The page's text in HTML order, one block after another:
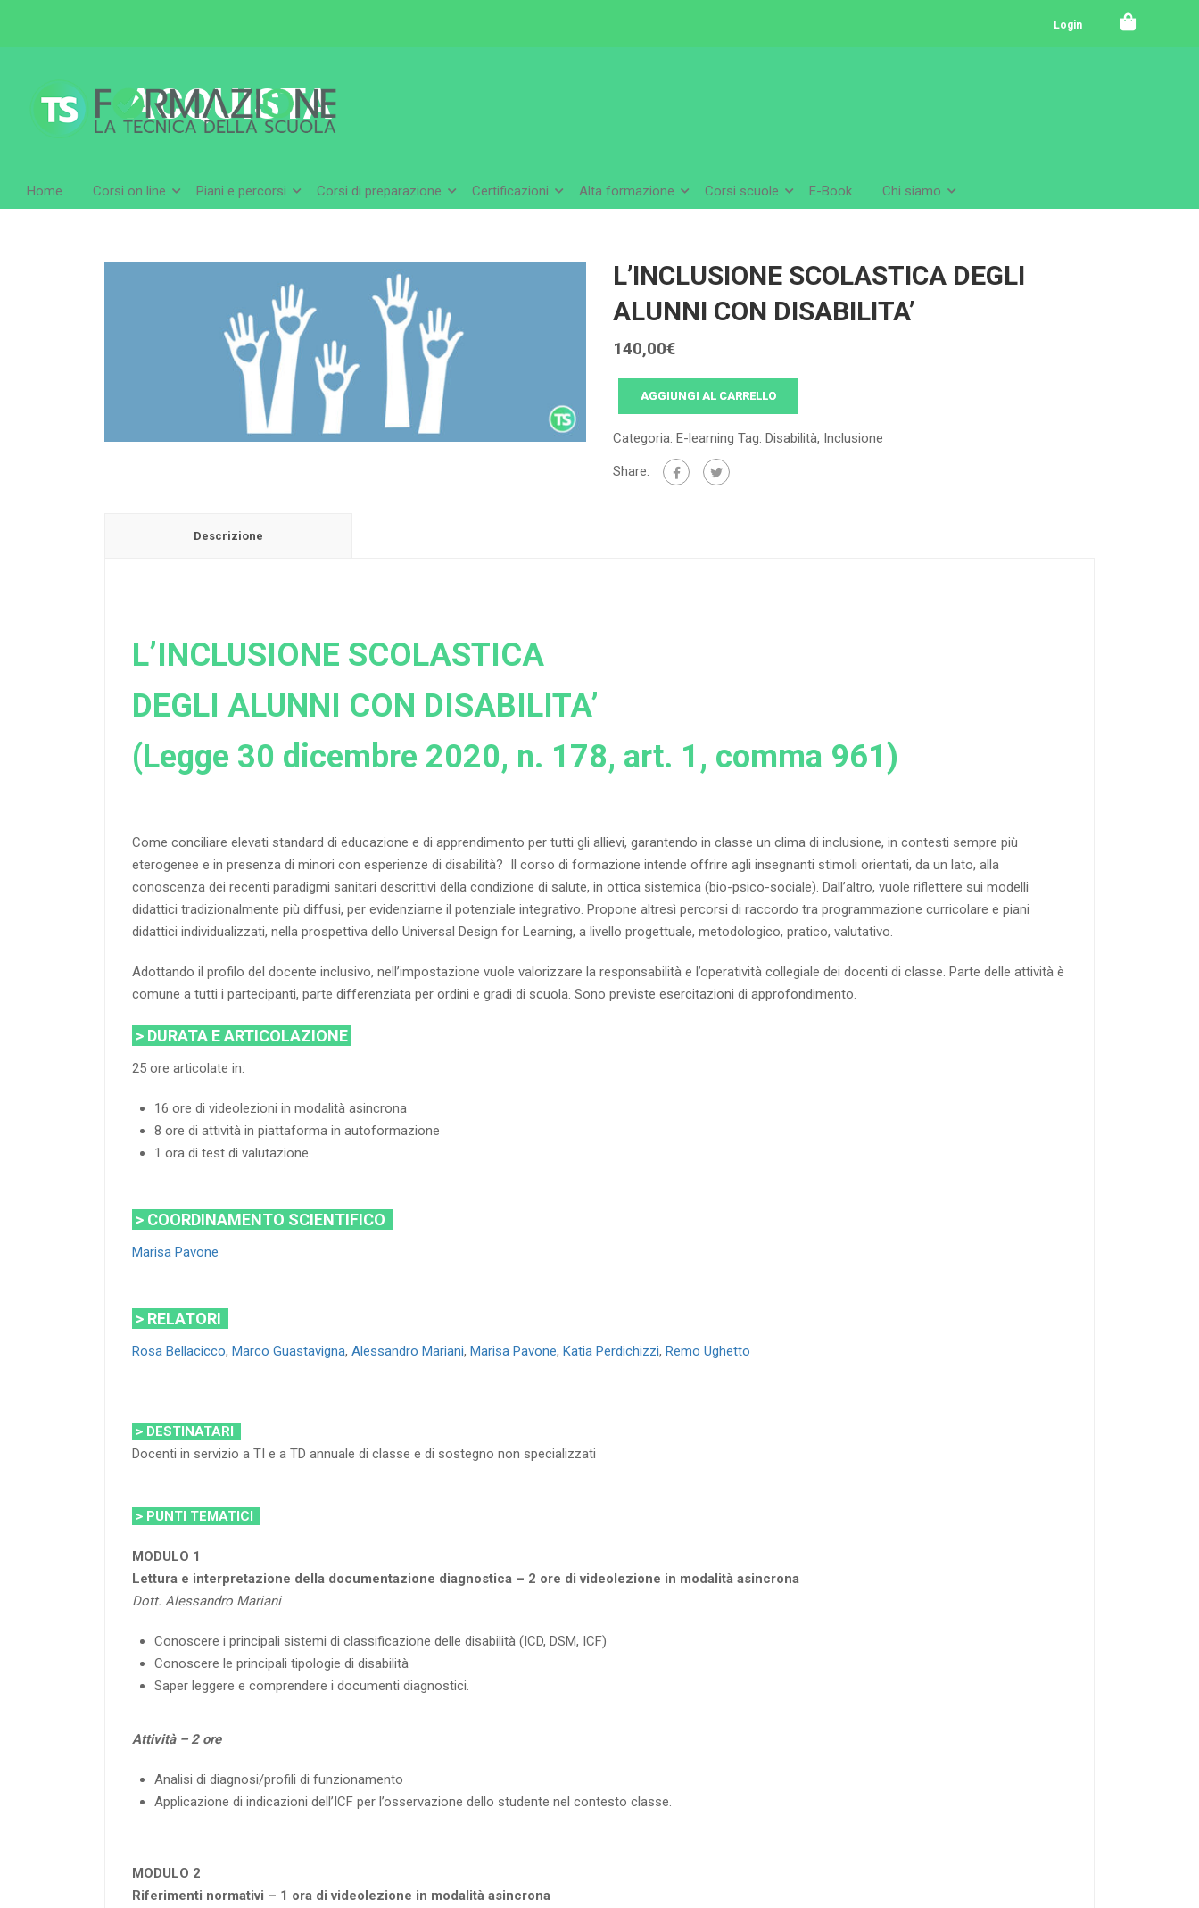
Login
Home Corsi on line Piani e percorsi Corsi di preparazione Certificazioni Alta formazione Corsi scuole E-Book Chi siamo
ACQUISTA
L’INCLUSIONE SCOLASTICA DEGLI
ALUNNI CON DISABILITA’
140,00€
AGGIUNGI AL CARRELLO
Categoria: E-learning Tag: Disabilità, Inclusione
Share:
Descrizione
L’INCLUSIONE SCOLASTICA
DEGLI ALUNNI CON DISABILITA’
(Legge 30 dicembre 2020, n. 178, art. 1, comma 961)
Come conciliare elevati standard di educazione e di apprendimento per tutti gli allievi, garantendo in classe un clima di inclusione, in contesti sempre più
eterogenee e in presenza di minori con esperienze di disabilità? Il corso di formazione intende offrire agli insegnanti stimoli orientati, da un lato, alla
conoscenza dei recenti paradigmi sanitari descrittivi della condizione di salute, in ottica sistemica (bio-psico-sociale). Dall’altro, vuole riflettere sui modelli
didattici tradizionalmente più diffusi, per evidenziarne il potenziale integrativo. Propone altresì percorsi di raccordo tra programmazione curricolare e piani
didattici individualizzati, nella prospettiva dello Universal Design for Learning, a livello progettuale, metodologico, pratico, valutativo.
Adottando il profilo del docente inclusivo, nell’impostazione vuole valorizzare la responsabilità e l’operatività collegiale dei docenti di classe. Parte delle attività è
comune a tutti i partecipanti, parte differenziata per ordini e gradi di scuola. Sono previste esercitazioni di approfondimento.
> DURATA E ARTICOLAZIONE
25 ore articolate in:
16 ore di videolezioni in modalità asincrona
8 ore di attività in piattaforma in autoformazione
1 ora di test di valutazione.
> COORDINAMENTO SCIENTIFICO
Marisa Pavone
> RELATORI
Rosa Bellacicco, Marco Guastavigna, Alessandro Mariani, Marisa Pavone, Katia Perdichizzi, Remo Ughetto
> DESTINATARI
Docenti in servizio a TI e a TD annuale di classe e di sostegno non specializzati
> PUNTI TEMATICI
MODULO 1
Lettura e interpretazione della documentazione diagnostica – 2 ore di videolezione in modalità asincrona
Dott. Alessandro Mariani
Conoscere i principali sistemi di classificazione delle disabilità (ICD, DSM, ICF)
Conoscere le principali tipologie di disabilità
Saper leggere e comprendere i documenti diagnostici.
Attività – 2 ore
Analisi di diagnosi/profili di funzionamento
Applicazione di indicazioni dell’ICF per l’osservazione dello studente nel contesto classe.
MODULO 2
Riferimenti normativi – 1 ora di videolezione in modalità asincrona